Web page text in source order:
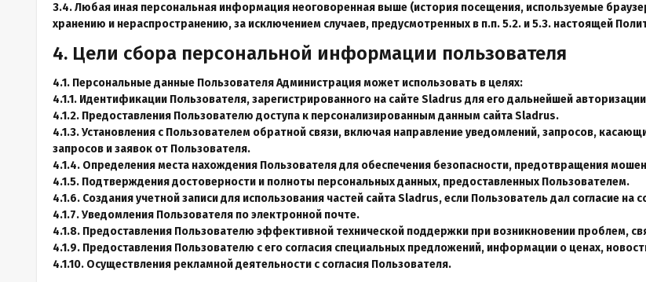
3.4. Любая иная персональная информация неоговоренная выше (история посещения, используемые
хранению и нераспространению, за исключением случаев, предусмотренных в п.п. 5.2. и 5.3. настоящей
4. Цели сбора персональной информации пользователя
4.1. Персональные данные Пользователя Администрация может использовать в целях:
4.1.1. Идентификации Пользователя, зарегистрированного на сайте Sladrus для его дальнейшей
4.1.2. Предоставления Пользователю доступа к персонализированным данным сайта Sladrus.
4.1.3. Установления с Пользователем обратной связи, включая направление уведомлений, запросов,
запросов и заявок от Пользователя.
4.1.4. Определения места нахождения Пользователя для обеспечения безопасности, предотвращения
4.1.5. Подтверждения достоверности и полноты персональных данных, предоставленных Пользователем.
4.1.6. Создания учетной записи для использования частей сайта Sladrus, если Пользователь дал согласие на
4.1.7. Уведомления Пользователя по электронной почте.
4.1.8. Предоставления Пользователю эффективной технической поддержки при возникновении проблем,
4.1.9. Предоставления Пользователю с его согласия специальных предложений, информации о ценах,
4.1.10. Осуществления рекламной деятельности с согласия Пользователя.